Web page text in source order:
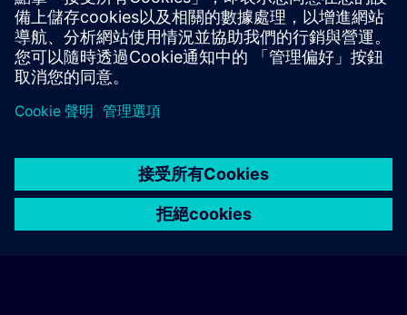
explore
SITRAIN 培訓中心舉辦）索取報價，請填寫下方的諮詢表單。此
類請求適合較大規模的團體（6 人以上）。提供您的聯絡資料及
培訓需求後，我們將向您發送報價單。
索取專屬報價